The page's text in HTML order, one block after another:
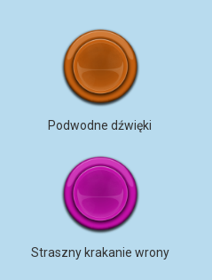
Podwodne dźwięki
Straszny krakanie wrony